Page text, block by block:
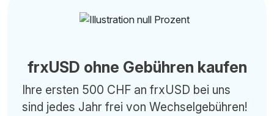
frxUSD ohne Gebühren kaufen
Ihre ersten 500 CHF an frxUSD bei uns
sind jedes Jahr frei von Wechselgebühren!